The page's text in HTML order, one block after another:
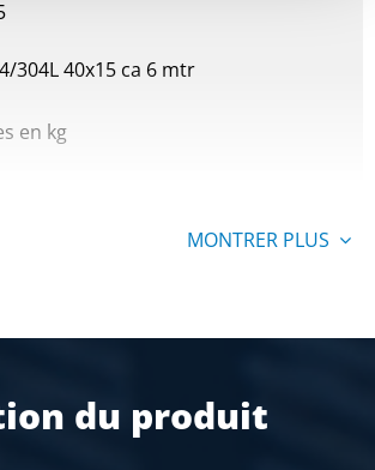
304L 40x15 ca 6 mtr
en kg
MONTRER PLUS
du produit